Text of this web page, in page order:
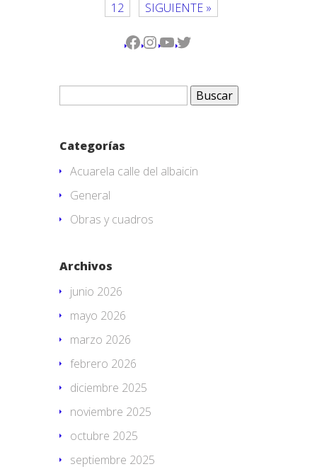
12 SIGUIENTE »
Facebook
Instagram
YouTube
Twitter
Buscar:
Categorías
Acuarela calle del albaicin
General
Obras y cuadros
Archivos
junio 2026
mayo 2026
marzo 2026
febrero 2026
diciembre 2025
noviembre 2025
octubre 2025
septiembre 2025